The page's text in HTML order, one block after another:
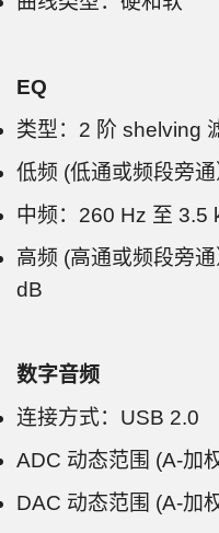
EQ
类型：2 阶 shelving
低频 (低通或频段旁
中频：260 Hz 至 3.5
高频 (高通或频段旁
dB
数字音频
连接方式：USB 2.0
ADC 动态范围 (A-加
DAC 动态范围 (A-加